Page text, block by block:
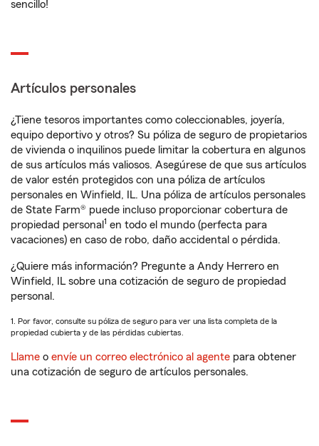
sencillo!
Artículos personales
¿Tiene tesoros importantes como coleccionables, joyería,
equipo deportivo y otros? Su póliza de seguro de propietarios
de vivienda o inquilinos puede limitar la cobertura en algunos
de sus artículos más valiosos. Asegúrese de que sus artículos
de valor estén protegidos con una póliza de artículos
personales en Winfield, IL. Una póliza de artículos personales
de State Farm® puede incluso proporcionar cobertura de
propiedad personal 1 en todo el mundo (perfecta para
vacaciones) en caso de robo, daño accidental o pérdida.
¿Quiere más información? Pregunte a Andy Herrero en
Winfield, IL sobre una cotización de seguro de propiedad
personal.
1. Por favor, consulte su póliza de seguro para ver una lista completa de la
propiedad cubierta y de las pérdidas cubiertas.
Llame o envíe un correo electrónico al agente para obtener
una cotización de seguro de artículos personales.